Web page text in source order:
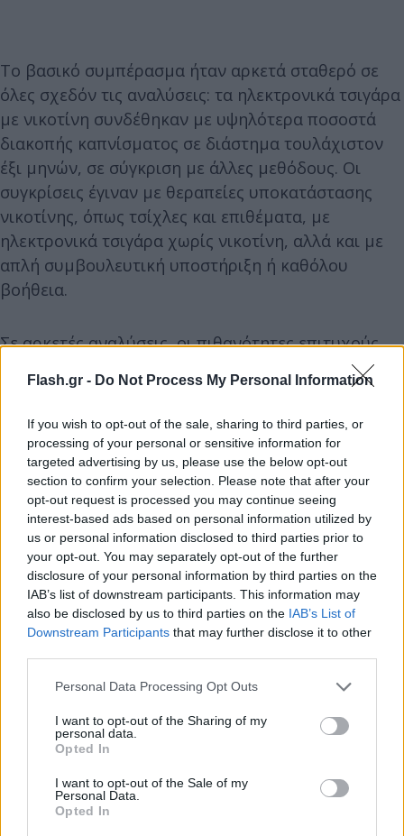
Flash.gr - Do Not Process My Personal Information
If you wish to opt-out of the sale, sharing to third parties, or
processing of your personal or sensitive information for
targeted advertising by us, please use the below opt-out
section to confirm your selection. Please note that after your
opt-out request is processed you may continue seeing
interest-based ads based on personal information utilized by
us or personal information disclosed to third parties prior to
your opt-out. You may separately opt-out of the further
disclosure of your personal information by third parties on the
IAB’s list of downstream participants. This information may
also be disclosed by us to third parties on the IAB’s List of
Downstream Participants that may further disclose it to other
Please note that this website/app uses one or more Google
not limited to your visit or usage behaviour. You may click to
grant or deny consent to Google and its third-party tags to
use your data for below specified purposes in below Google
consent section.
Personal Data Processing Opt Outs
I want to opt-out of the Sharing of my
personal data.
Opted In
I want to opt-out of the Sale of my
Personal Data.
Opted In
Το βασικό συμπέρασμα ήταν αρκετά σταθερό σε
όλες σχεδόν τις αναλύσεις: τα ηλεκτρονικά τσιγάρα
με νικοτίνη συνδέθηκαν με υψηλότερα ποσοστά
διακοπής καπνίσματος σε διάστημα τουλάχιστον
έξι μηνών, σε σύγκριση με άλλες μεθόδους. Οι
συγκρίσεις έγιναν με θεραπείες υποκατάστασης
νικοτίνης, όπως τσίχλες και επιθέματα, με
ηλεκτρονικά τσιγάρα χωρίς νικοτίνη, αλλά και με
απλή συμβουλευτική υποστήριξη ή καθόλου
βοήθεια.
Σε αρκετές αναλύσεις, οι πιθανότητες επιτυχούς
διακοπής του καπνίσματος ήταν κατά 17% έως 67%
υψηλότερες για όσους χρησιμοποιούσαν
ηλεκτρονικά τσιγάρα με νικοτίνη σε σχέση με τα
κλασικά υποκατάστατα νικοτίνης. Ακόμη
μεγαλύτερη ήταν η διαφορά όταν συγκρίθηκαν με
ηλεκτρονικά τσιγάρα χωρίς νικοτίνη. Οι ερευνητές
σημειώνουν ότι τα αποτελέσματα ήταν πιο συνεπή
στις μελέτες υψηλής ποιότητας, γεγονός που
ενισχύει την αξιοπιστία των συμπερασμάτων.
Ιδιαίτερο ενδιαφέρον είχε και ο συνδυασμός
ηλεκτρονικού τσιγάρου με άλλες θεραπείες
νικοτίνης. Σε ορισμένες μελέτες, όσοι
χρησιμοποιούσαν και τις δύο μεθόδους μαζί
εμφάνιζαν ακόμη μεγαλύτερες πιθανότητες να
σταματήσουν το κάπνισμα σε σχέση με όσους
χρησιμοποιούσαν μόνο επιθέματα ή άλλα
υποκατάστατα.